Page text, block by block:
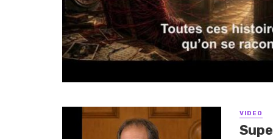
VIDEO